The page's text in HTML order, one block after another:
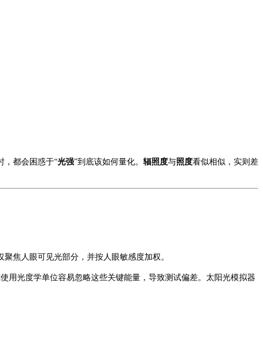
，都会困惑于“光强”到底该如何量化。 辐照度与照度看似相似，实则差
聚焦人眼可见光部分，并按人眼敏感度加权。
用光度学单位容易忽略这些关键能量，导致测试偏差。太阳光模拟器